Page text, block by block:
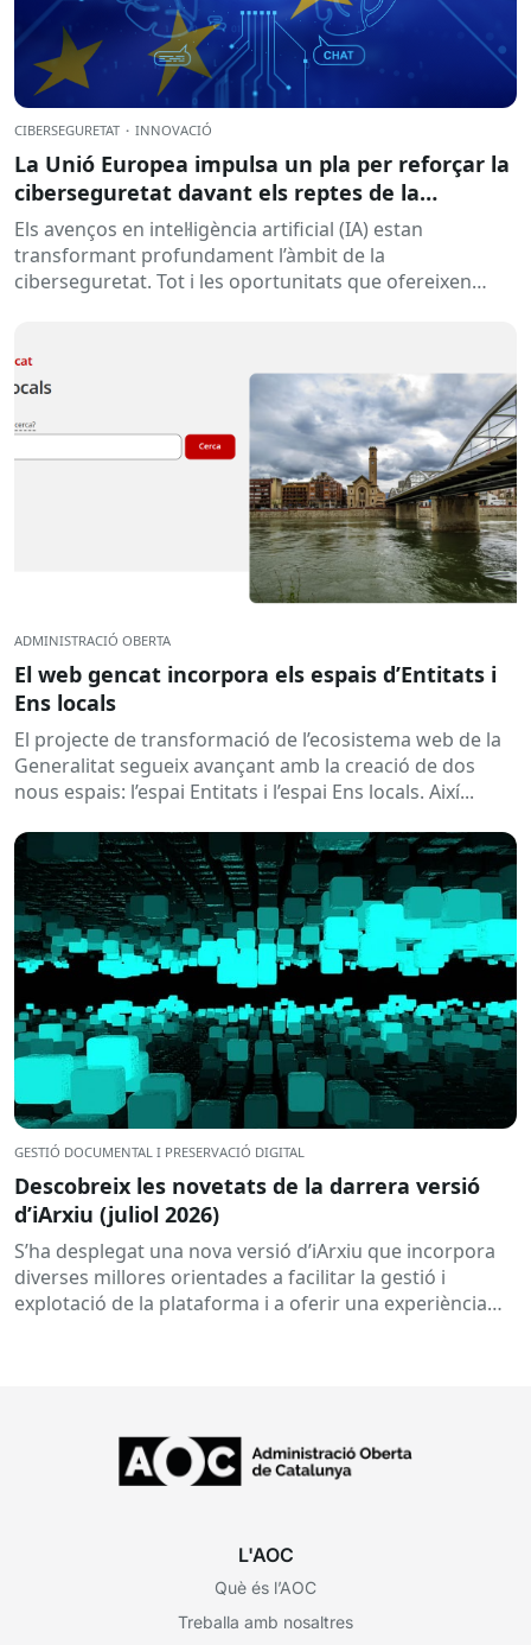
CIBERSEGURETAT · INNOVACIÓ
La Unió Europea impulsa un pla per reforçar la
ciberseguretat davant els reptes de la
intel·ligència artificial
Els avenços en intel·ligència artificial (IA) estan
transformant profundament l’àmbit de la
ciberseguretat. Tot i les oportunitats que ofereixen
ADMINISTRACIÓ OBERTA
El web gencat incorpora els espais d’Entitats i
Ens locals
El projecte de transformació de l’ecosistema web de la
Generalitat segueix avançant amb la creació de dos
nous espais: l’espai Entitats i l’espai Ens locals. Així...
GESTIÓ DOCUMENTAL I PRESERVACIÓ DIGITAL
Descobreix les novetats de la darrera versió
d’iArxiu (juliol 2026)
S’ha desplegat una nova versió d’iArxiu que incorpora
diverses millores orientades a facilitar la gestió i
explotació de la plataforma i a oferir una experiència
L'AOC
Què és l’AOC
Treballa amb nosaltres